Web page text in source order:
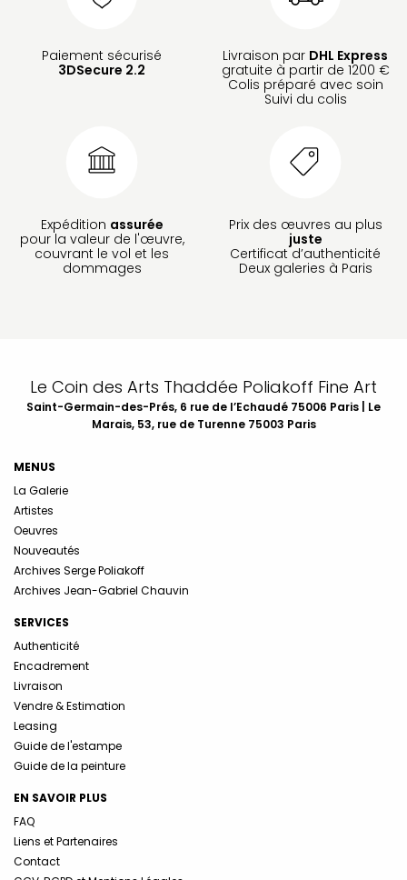
Paiement sécurisé
3DSecure 2.2
Livraison par DHL Express
gratuite à partir de 1200 €
Colis préparé avec soin
Suivi du colis
Expédition assurée
pour la valeur de l'œuvre,
couvrant le vol et les
dommages
Prix des œuvres au plus
juste
Certificat d’authenticité
Deux galeries à Paris
Le Coin des Arts Thaddée Poliakoff Fine Art
Saint-Germain-des-Prés, 6 rue de l’Echaudé 75006 Paris | Le
Marais, 53, rue de Turenne 75003 Paris
MENUS
La Galerie
Artistes
Oeuvres
Nouveautés
Archives Serge Poliakoff
Archives Jean-Gabriel Chauvin
SERVICES
Authenticité
Encadrement
Livraison
Vendre & Estimation
Leasing
Guide de l'estampe
Guide de la peinture
EN SAVOIR PLUS
FAQ
Liens et Partenaires
Contact